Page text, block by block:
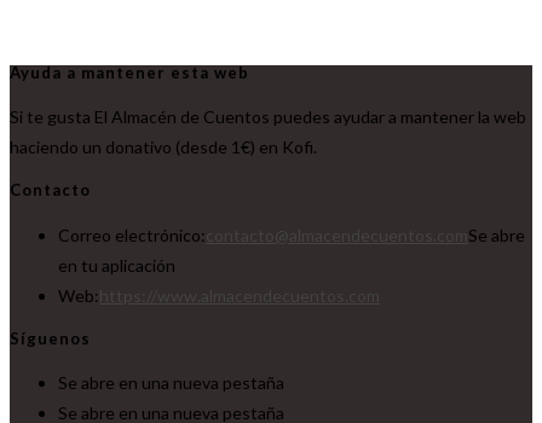
Ayuda a mantener esta web
Si te gusta El Almacén de Cuentos puedes ayudar a mantener la web
haciendo un donativo (desde 1€) en Kofi.
Contacto
Correo electrónico:
Se abre
en tu aplicación
Web:
Síguenos
Se abre en una nueva pestaña
Se abre en una nueva pestaña